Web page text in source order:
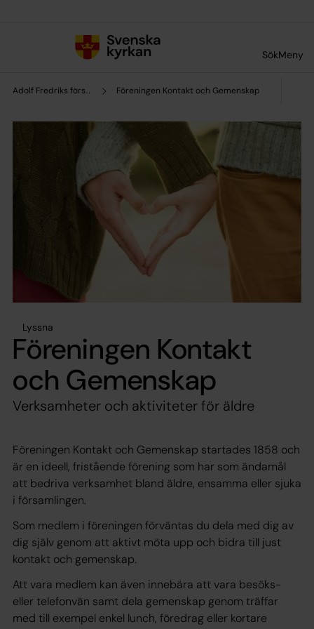
SökMeny
Adolf Fredriks församling Föreningen Kontakt och Gemenskap
Lyssna
Föreningen Kontakt
och Gemenskap
Verksamheter och aktiviteter för äldre
Föreningen Kontakt och Gemenskap startades 1858 och
är en ideell, fristående förening som har som ändamål
att bedriva verksamhet bland äldre, ensamma eller sjuka
i församlingen.
Som medlem i föreningen förväntas du dela med dig av
dig själv genom att aktivt möta upp och bidra till just
kontakt och gemenskap.
Att vara medlem kan även innebära att vara besöks-
eller telefonvän samt dela gemenskap genom träffar
med till exempel enkel lunch, föredrag eller kortare